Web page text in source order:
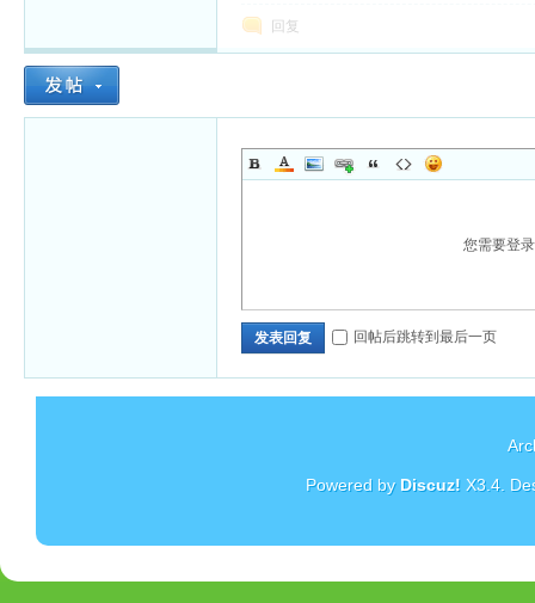
回复
您需要登
发表回复 回帖后跳转到最后一页
Powered by Discuz! X3.4.